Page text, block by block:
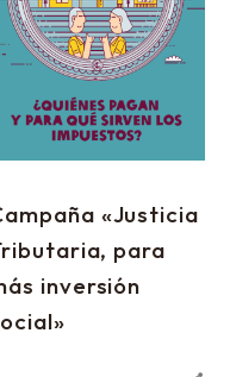
«Justicia
para
inversión